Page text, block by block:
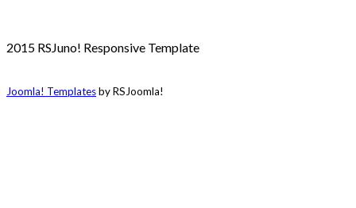
2015 RSJuno! Responsive Template
Joomla! Templatesby RSJoomla!